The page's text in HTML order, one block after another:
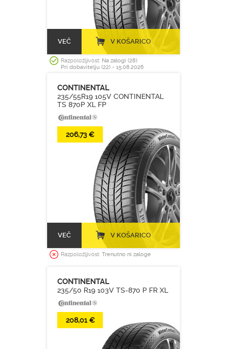
VEČ V KOŠARICO
Razpoložljivost: Na zalogi (28)
Pri dobavitelju (22) - 15.08.2026
CONTINENTAL
235/55R19 105V CONTINENTAL
TS 870P XL FP
206,73 €
VEČ V KOŠARICO
Razpoložljivost: Trenutno ni zaloge
CONTINENTAL
235/50 R19 103V TS-870 P FR XL
208,01 €